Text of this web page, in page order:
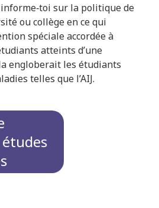
sur la politique de
ou collège en ce qui
spéciale accordée à
atteints d’une
engloberait les étudiants
telles que l’AIJ.